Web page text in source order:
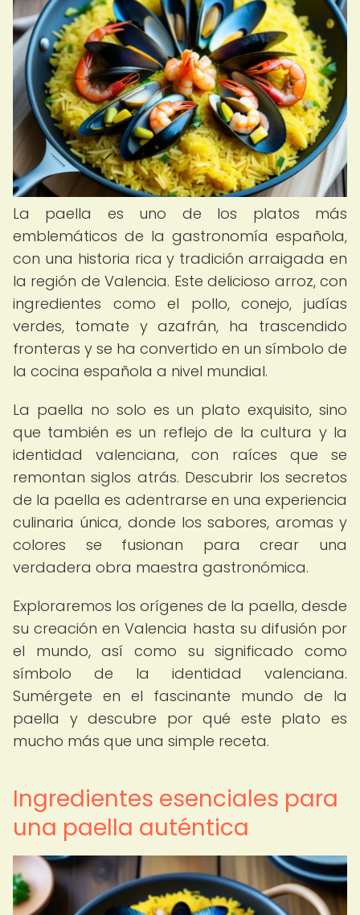
La paella es uno de los platos más
emblemáticos de la gastronomía española,
con una historia rica y tradición arraigada en
la región de Valencia. Este delicioso arroz, con
ingredientes como el pollo, conejo, judías
verdes, tomate y azafrán, ha trascendido
fronteras y se ha convertido en un símbolo de
la cocina española a nivel mundial.
La paella no solo es un plato exquisito, sino
que también es un reflejo de la cultura y la
identidad valenciana, con raíces que se
remontan siglos atrás. Descubrir los secretos
de la paella es adentrarse en una experiencia
culinaria única, donde los sabores, aromas y
colores se fusionan para crear una
verdadera obra maestra gastronómica.
Exploraremos los orígenes de la paella, desde
su creación en Valencia hasta su difusión por
el mundo, así como su significado como
símbolo de la identidad valenciana.
Sumérgete en el fascinante mundo de la
paella y descubre por qué este plato es
mucho más que una simple receta.
Ingredientes esenciales para
una paella auténtica